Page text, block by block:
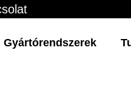
Gyártórendszerek